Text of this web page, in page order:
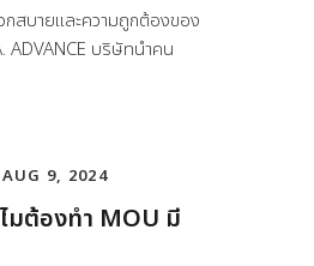
กสบายและความถูกต้องของ
ADVANCE บริษัทนำคน
AUG 9, 2024
มต้องทำ MOU มี